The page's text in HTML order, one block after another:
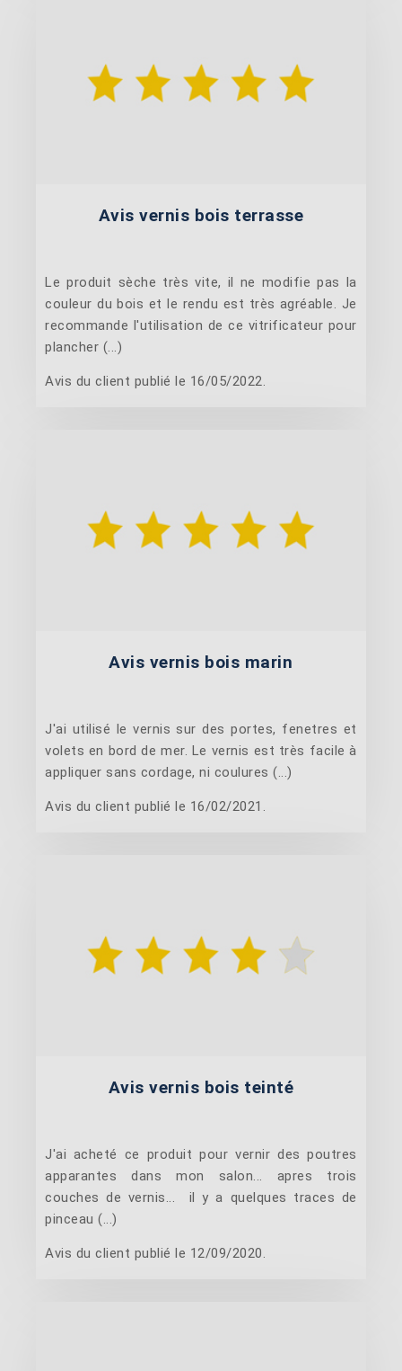
Avis vernis bois terrasse
Le produit sèche très vite, il ne modifie pas la
couleur du bois et le rendu est très agréable. Je
recommande l'utilisation de ce vitrificateur pour
plancher (...)
Avis du client publié le 16/05/2022.
Avis vernis bois marin
J'ai utilisé le vernis sur des portes, fenetres et
volets en bord de mer. Le vernis est très facile à
appliquer sans cordage, ni coulures (...)
Avis du client publié le 16/02/2021.
Avis vernis bois teinté
J'ai acheté ce produit pour vernir des poutres
apparantes dans mon salon... apres trois
couches de vernis... il y a quelques traces de
pinceau (...)
Avis du client publié le 12/09/2020.